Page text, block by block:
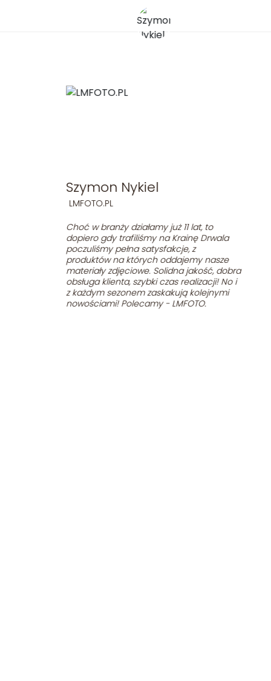
Szymon Nykiel
LMFOTO.PL
Choć w branży działamy już 11 lat, to
dopiero gdy trafiliśmy na Krainę Drwala
poczuliśmy pełna satysfakcje, z
produktów na których oddajemy nasze
materiały zdjęciowe. Solidna jakość, dobra
obsługa klienta, szybki czas realizacji! No i
z każdym sezonem zaskakują kolejnymi
nowościami! Polecamy - LMFOTO.